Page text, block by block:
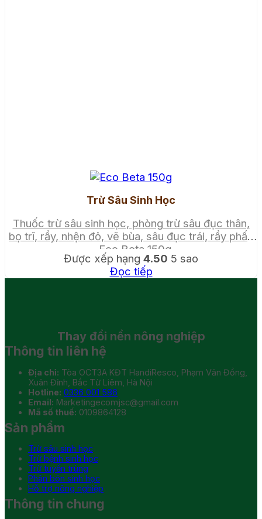
Trừ Sâu Sinh Học
Thuốc trừ sâu sinh học, phòng trừ sâu đục thân,
bọ trĩ, rầy, nhện đỏ, vẽ bùa, sâu đục trái, rầy phấn
– Eco Beta 150g
Được xếp hạng 4.50 5 sao
Đọc tiếp
Thay đổi nền nông nghiệp
Thông tin liên hệ
Địa chỉ: Tòa OCT3A KĐT HandiResco, Phạm Văn Đồng,
Xuân Đỉnh, Bắc Từ Liêm, Hà Nội
Hotline: 0336 001 586
Email: Marketingecomjsc@gmail.com
Mã số thuế: 0109864128
Sản phẩm
Trừ sâu sinh học
Trừ bệnh sinh học
Trừ tuyến trùng
Phân bón sinh học
Hỗ trợ nông nghiệp
Thông tin chung